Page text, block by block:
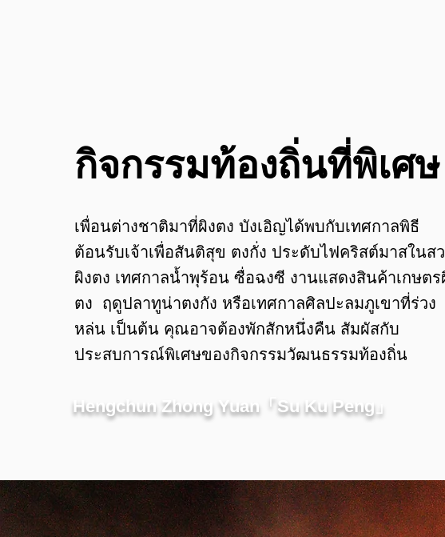
กิจกรรมท้องถิ่นที่พิเศษ
เพื่อนต่างชาติมาที่ผิงตง บังเอิญได้พบกับเทศกาลพิธี
ต้อนรับเจ้าเพื่อสันติสุข ตงกั่ง ประดับไฟคริสต์มาสในส
ผิงตง เทศกาลน้ำพุร้อน ซื่อฉงซี งานแสดงสินค้าเกษตร
ตง ฤดูปลาทูน่าตงกัง หรือเทศกาลศิลปะลมภูเขาที่ร่วง
หล่น เป็นต้น คุณอาจต้องพักสักหนึ่งคืน สัมผัสกับ
ประสบการณ์พิเศษของกิจกรรมวัฒนธรรมท้องถิ่น
Hengchun Zhong Yuan「Su Ku Peng」